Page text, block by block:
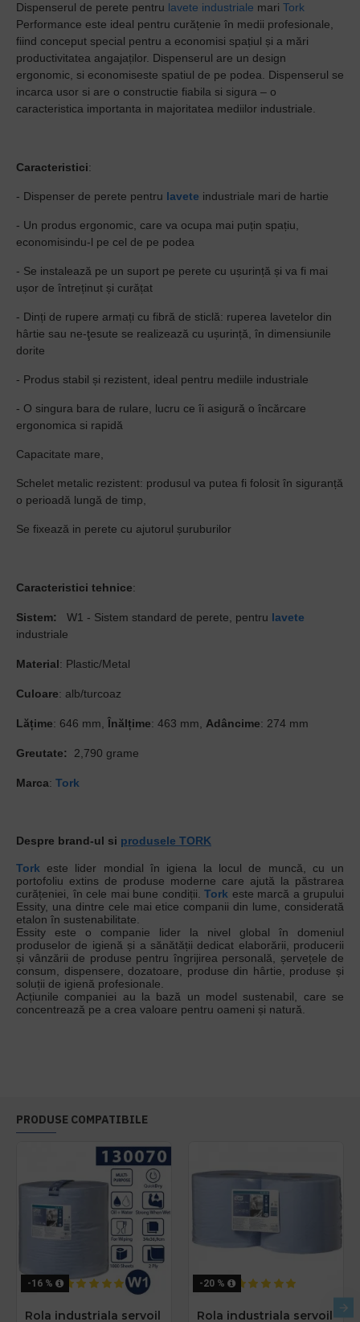
Dispenserul de perete pentru lavete industriale mari Tork
Performance este ideal pentru curățenie în medii profesionale,
fiind conceput special pentru a economisi spațiul și a mări
productivitatea angajaților. Dispenserul are un design
ergonomic, si economiseste spatiul de pe podea. Dispenserul se
incarca usor si are o constructie fiabila si sigura – o
caracteristica importanta in majoritatea mediilor industriale.
Caracteristici:
- Dispenser de perete pentru lavete industriale mari de hartie
- Un produs ergonomic, care va ocupa mai puțin spațiu,
economisindu-l pe cel de pe podea
- Se instalează pe un suport pe perete cu ușurință și va fi mai
ușor de întreținut și curățat
- Dinți de rupere armați cu fibră de sticlă: ruperea lavetelor din
hârtie sau ne-ţesute se realizează cu ușurință, în dimensiunile
dorite
- Produs stabil și rezistent, ideal pentru mediile industriale
- O singura bara de rulare, lucru ce îi asigură o încărcare
ergonomica si rapidă
Capacitate mare,
Schelet metalic rezistent: produsul va putea fi folosit în siguranță
o perioadă lungă de timp,
Se fixează in perete cu ajutorul șuruburilor
Caracteristici tehnice:
Sistem: W1 - Sistem standard de perete, pentru lavete
industriale
Material: Plastic/Metal
Culoare: alb/turcoaz
Lățime: 646 mm, Înălțime: 463 mm, Adâncime: 274 mm
Greutate: 2,790 grame
Marca: Tork
Despre brand-ul si produsele TORK
Tork este lider mondial în igiena la locul de muncă, cu un
portofoliu extins de produse moderne care ajută la păstrarea
curățeniei, în cele mai bune condiții. Tork este marcă a grupului
Essity, una dintre cele mai etice companii din lume, considerată
etalon în sustenabilitate.
Essity este o companie lider la nivel global în domeniul
produselor de igienă și a sănătății dedicat elaborării, producerii
și vânzării de produse pentru îngrijirea personală, șervețele de
consum, dispensere, dozatoare, produse din hârtie, produse și
soluții de igienă profesionale.
Acțiunile companiei au la bază un model sustenabil, care se
concentrează pe a crea valoare pentru oameni și natură.
PRODUSE COMPATIBILE
-16 %
Rola industriala servoil
-20 %
Rola industriala servoil